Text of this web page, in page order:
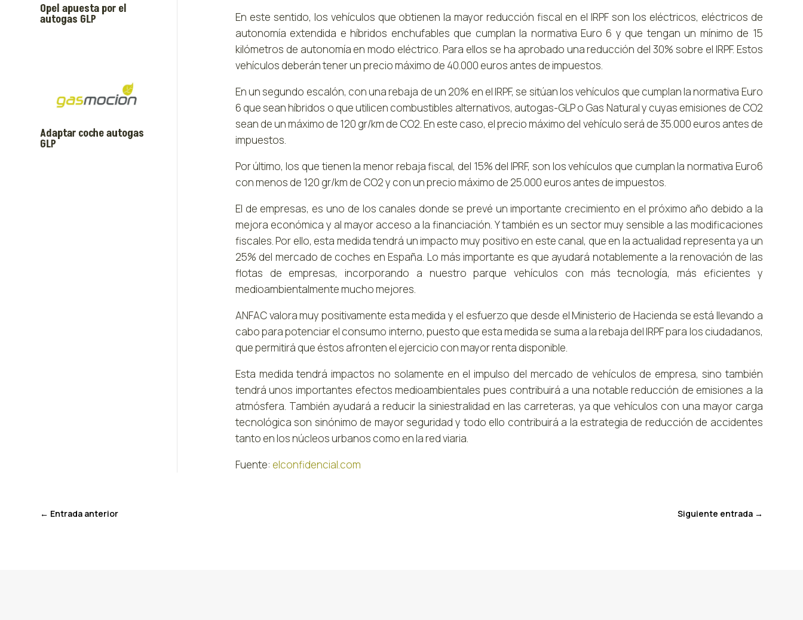
Opel apuesta por el
autogas GLP
Adaptar coche autogas
GLP
En este sentido, los vehículos que obtienen la mayor reducción fiscal en el IRPF son los eléctricos, eléctricos de
autonomía extendida e híbridos enchufables que cumplan la normativa Euro 6 y que tengan un mínimo de 15
kilómetros de autonomía en modo eléctrico. Para ellos se ha aprobado una reducción del 30% sobre el IRPF. Estos
vehículos deberán tener un precio máximo de 40.000 euros antes de impuestos.
En un segundo escalón, con una rebaja de un 20% en el IRPF, se sitúan los vehículos que cumplan la normativa Euro
6 que sean híbridos o que utilicen combustibles alternativos, autogas-GLP o Gas Natural y cuyas emisiones de CO2
sean de un máximo de 120 gr/km de CO2. En este caso, el precio máximo del vehículo será de 35.000 euros antes de
impuestos.
Por último, los que tienen la menor rebaja fiscal, del 15% del IPRF, son los vehículos que cumplan la normativa Euro6
con menos de 120 gr/km de CO2 y con un precio máximo de 25.000 euros antes de impuestos.
El de empresas, es uno de los canales donde se prevé un importante crecimiento en el próximo año debido a la
mejora económica y al mayor acceso a la financiación. Y también es un sector muy sensible a las modificaciones
fiscales. Por ello, esta medida tendrá un impacto muy positivo en este canal, que en la actualidad representa ya un
25% del mercado de coches en España. Lo más importante es que ayudará notablemente a la renovación de las
flotas de empresas, incorporando a nuestro parque vehículos con más tecnología, más eficientes y
medioambientalmente mucho mejores.
ANFAC valora muy positivamente esta medida y el esfuerzo que desde el Ministerio de Hacienda se está llevando a
cabo para potenciar el consumo interno, puesto que esta medida se suma a la rebaja del IRPF para los ciudadanos,
que permitirá que éstos afronten el ejercicio con mayor renta disponible.
Esta medida tendrá impactos no solamente en el impulso del mercado de vehículos de empresa, sino también
tendrá unos importantes efectos medioambientales pues contribuirá a una notable reducción de emisiones a la
atmósfera. También ayudará a reducir la siniestralidad en las carreteras, ya que vehículos con una mayor carga
tecnológica son sinónimo de mayor seguridad y todo ello contribuirá a la estrategia de reducción de accidentes
tanto en los núcleos urbanos como en la red viaria.
Fuente: elconfidencial.com
← Entrada anterior Siguiente entrada→